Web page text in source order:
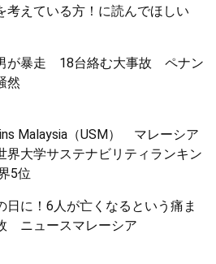
考えている方！に読んでほしい
が暴走 18台絡む大事故 ペナン
然
Malaysia（USM） マレーシア
大学サステナビリティランキン
5位
日に！6人が亡くなるという痛ま
ニュースマレーシア